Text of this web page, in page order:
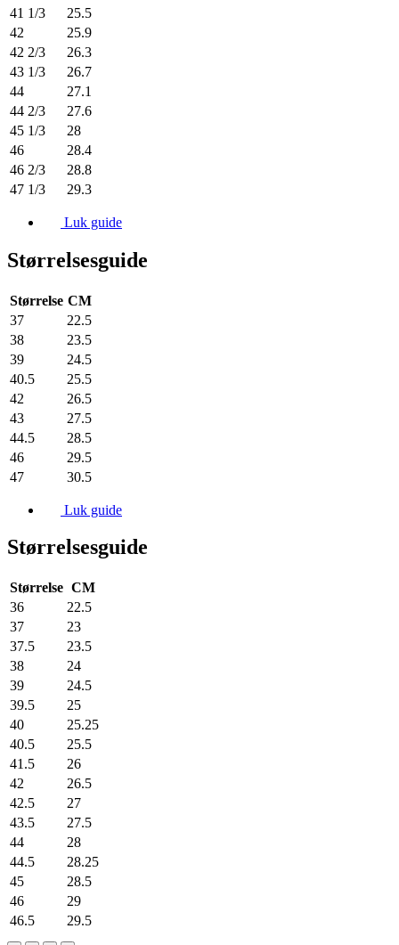
41 1/3
25.5
42
25.9
42 2/3
26.3
43 1/3
26.7
44
27.1
44 2/3
27.6
45 1/3
28
46
28.4
46 2/3
28.8
47 1/3
29.3
Luk guide
Størrelsesguide
Størrelse CM
37
22.5
38
23.5
39
24.5
40.5
25.5
42
26.5
43
27.5
44.5
28.5
46
29.5
47
30.5
Luk guide
Størrelsesguide
Størrelse CM
36
22.5
37
23
37.5
23.5
38
24
39
24.5
39.5
25
40
25.25
40.5
25.5
41.5
26
42
26.5
42.5
27
43.5
27.5
44
28
44.5
28.25
45
28.5
46
29
46.5
29.5